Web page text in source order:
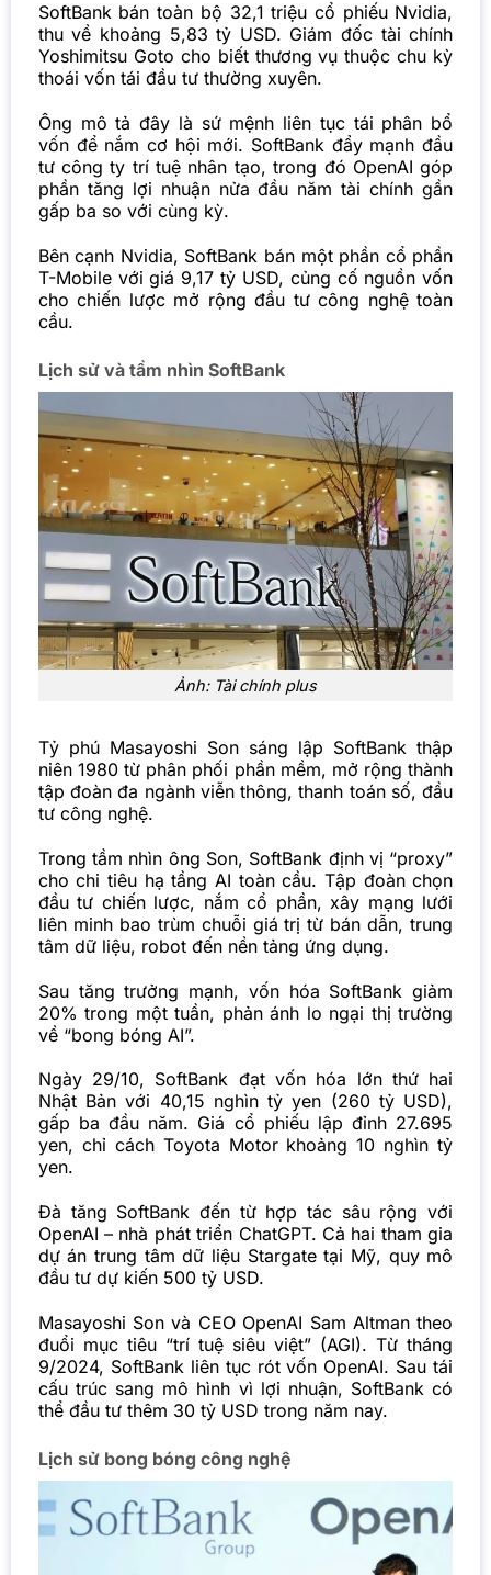
SoftBank bán toàn bộ 32,1 triệu cổ phiếu Nvidia,
thu về khoảng 5,83 tỷ USD. Giám đốc tài chính
Yoshimitsu Goto cho biết thương vụ thuộc chu kỳ
thoái vốn tái đầu tư thường xuyên.
Ông mô tả đây là sứ mệnh liên tục tái phân bổ
vốn để nắm cơ hội mới. SoftBank đẩy mạnh đầu
tư công ty trí tuệ nhân tạo, trong đó OpenAI góp
phần tăng lợi nhuận nửa đầu năm tài chính gần
gấp ba so với cùng kỳ.
Bên cạnh Nvidia, SoftBank bán một phần cổ phần
T-Mobile với giá 9,17 tỷ USD, củng cố nguồn vốn
cho chiến lược mở rộng đầu tư công nghệ toàn
cầu.
Lịch sử và tầm nhìn SoftBank
Ảnh: Tài chính plus
Tỷ phú Masayoshi Son sáng lập SoftBank thập
niên 1980 từ phân phối phần mềm, mở rộng thành
tập đoàn đa ngành viễn thông, thanh toán số, đầu
tư công nghệ.
Trong tầm nhìn ông Son, SoftBank định vị “proxy”
cho chi tiêu hạ tầng AI toàn cầu. Tập đoàn chọn
đầu tư chiến lược, nắm cổ phần, xây mạng lưới
liên minh bao trùm chuỗi giá trị từ bán dẫn, trung
tâm dữ liệu, robot đến nền tảng ứng dụng.
Sau tăng trưởng mạnh, vốn hóa SoftBank giảm
20% trong một tuần, phản ánh lo ngại thị trường
về “bong bóng AI”.
Ngày 29/10, SoftBank đạt vốn hóa lớn thứ hai
Nhật Bản với 40,15 nghìn tỷ yen (260 tỷ USD),
gấp ba đầu năm. Giá cổ phiếu lập đỉnh 27.695
yen, chỉ cách Toyota Motor khoảng 10 nghìn tỷ
yen.
Đà tăng SoftBank đến từ hợp tác sâu rộng với
OpenAI – nhà phát triển ChatGPT. Cả hai tham gia
dự án trung tâm dữ liệu Stargate tại Mỹ, quy mô
đầu tư dự kiến 500 tỷ USD.
Masayoshi Son và CEO OpenAI Sam Altman theo
đuổi mục tiêu “trí tuệ siêu việt” (AGI). Từ tháng
9/2024, SoftBank liên tục rót vốn OpenAI. Sau tái
cấu trúc sang mô hình vì lợi nhuận, SoftBank có
thể đầu tư thêm 30 tỷ USD trong năm nay.
Lịch sử bong bóng công nghệ